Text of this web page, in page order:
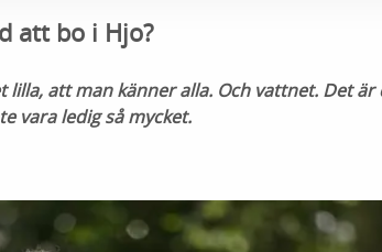
att bo i Hjo?
lilla, att man känner alla. Och vattnet. Det
vara ledig så mycket.